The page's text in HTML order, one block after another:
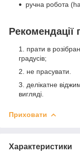
ручна робота
Рекомендації
прати в
градусів;
не прасувати.
делікатне
вигляді.
Приховати
Характеристики